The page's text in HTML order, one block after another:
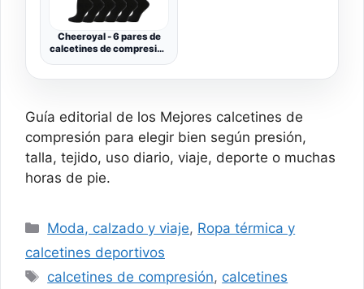
Cheeroyal - 6 pares de
calcetines de compresión
enfermeros, correr,
maternidad, embarazo,
vuelos, viajes, deportes y
usos médicos
Guía editorial de los Mejores calcetines de
compresión para elegir bien según presión,
talla, tejido, uso diario, viaje, deporte o muchas
horas de pie.
Categorías
Moda, calzado y viaje, Ropa térmica y
calcetines deportivos
Etiquetas
calcetines de compresión, calcetines